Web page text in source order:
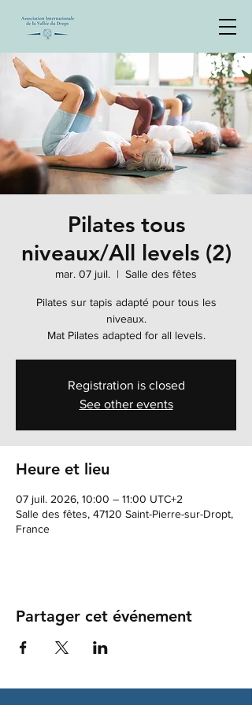
Pilates tous
niveaux/All levels (2)
mar. 07 juil.
  |
Salle des fêtes
Pilates sur tapis adapté pour tous les
niveaux.
Mat Pilates adapted for all levels.
Registration is closed
See other events
Heure et lieu
07 juil. 2026, 10:00 – 11:00 UTC+2
Salle des fêtes, 47120 Saint-Pierre-sur-Dropt,
France
Partager cet événement